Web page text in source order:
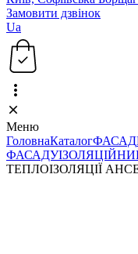
Замовити дзвінок
Ua
Меню
ГоловнаКаталогФАСАД
ФАСАДУ
ТЕПЛОІЗОЛЯЦІЇ